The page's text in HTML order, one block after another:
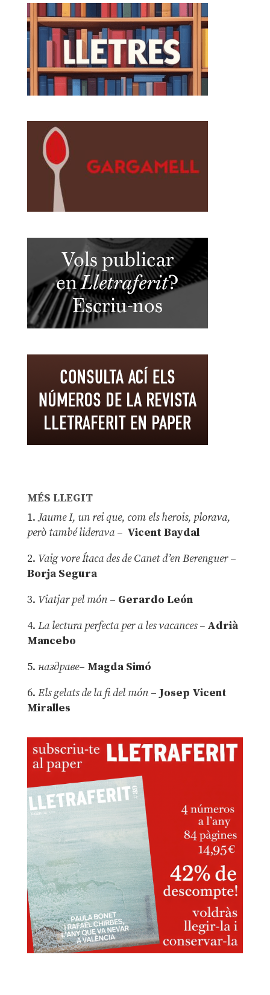
MÉS LLEGIT
1.Jaume I, un rei que, com els herois, plorava,
però també liderava – Vicent Baydal
2. Vaig vore Ítaca des de Canet d’en Berenguer–
Borja Segura
3. Viatjar pel món – Gerardo León
4. La lectura perfecta per a les vacances –Adrià
Mancebo
5. наздраве– Magda Simó
6. Els gelats de la fi del món – Josep Vicent
Miralles